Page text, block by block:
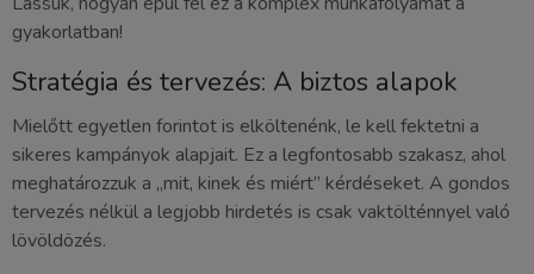
gyakorlatban!
Stratégia és tervezés: A biztos alapok
Mielőtt egyetlen forintot is elköltenénk, le kell fektetni a
sikeres kampányok alapjait. Ez a legfontosabb szakasz, ahol
meghatározzuk a „mit, kinek és miért” kérdéseket. A gondos
tervezés nélkül a legjobb hirdetés is csak vaktölténnyel való
lövöldözés.